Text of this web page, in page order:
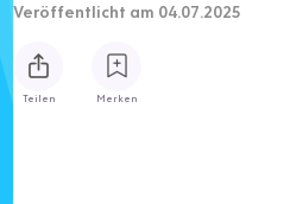
Veröffentlicht am 04.07.2025
Teilen Merken